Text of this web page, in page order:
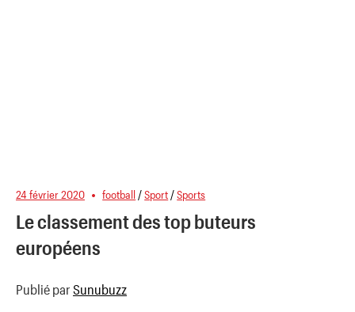
24 février 2020 football /Sport /Sports
Le classement des top buteurs
européens
Publié par Sunubuzz